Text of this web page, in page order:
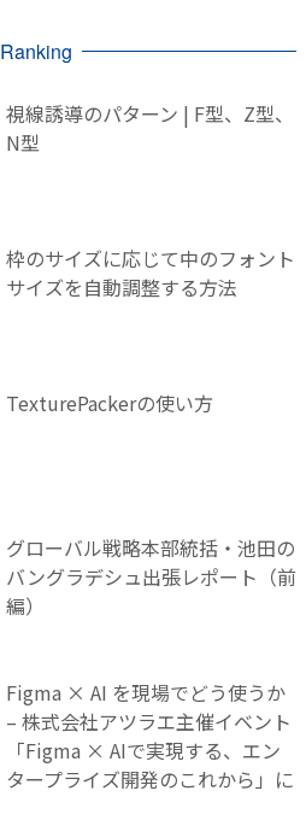
Ranking
視線誘導のパターン | F型、Z型、
N型
枠のサイズに応じて中のフォント
サイズを自動調整する方法
TexturePackerの使い方
グローバル戦略本部統括・池田の
バングラデシュ出張レポート（前
編）
Figma × AI を現場でどう使うか
– 株式会社アツラエ主催イベント
「Figma × AIで実現する、エン
タープライズ開発のこれから」に